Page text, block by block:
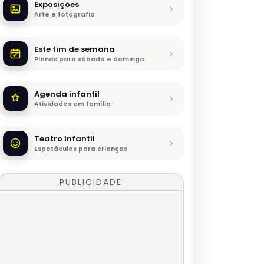
Exposições
Arte e fotografia
Este fim de semana
Planos para sábado e domingo
Agenda infantil
Atividades em família
Teatro infantil
Espetáculos para crianças
PUBLICIDADE